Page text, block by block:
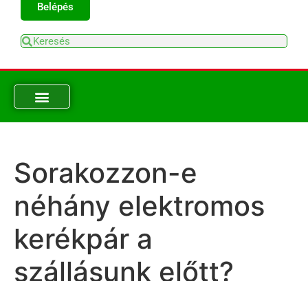
Belépés
Sorakozzon-e
néhány elektromos
kerékpár a
szállásunk előtt?